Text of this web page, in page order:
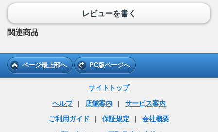
レビューを書く
関連商品
ページ最上部へ PC版ページへ
サイトトップ
ヘルプ
| 店舗案内 |
サービス案内
ご利用ガイド
| 保証規定 |
会社概要